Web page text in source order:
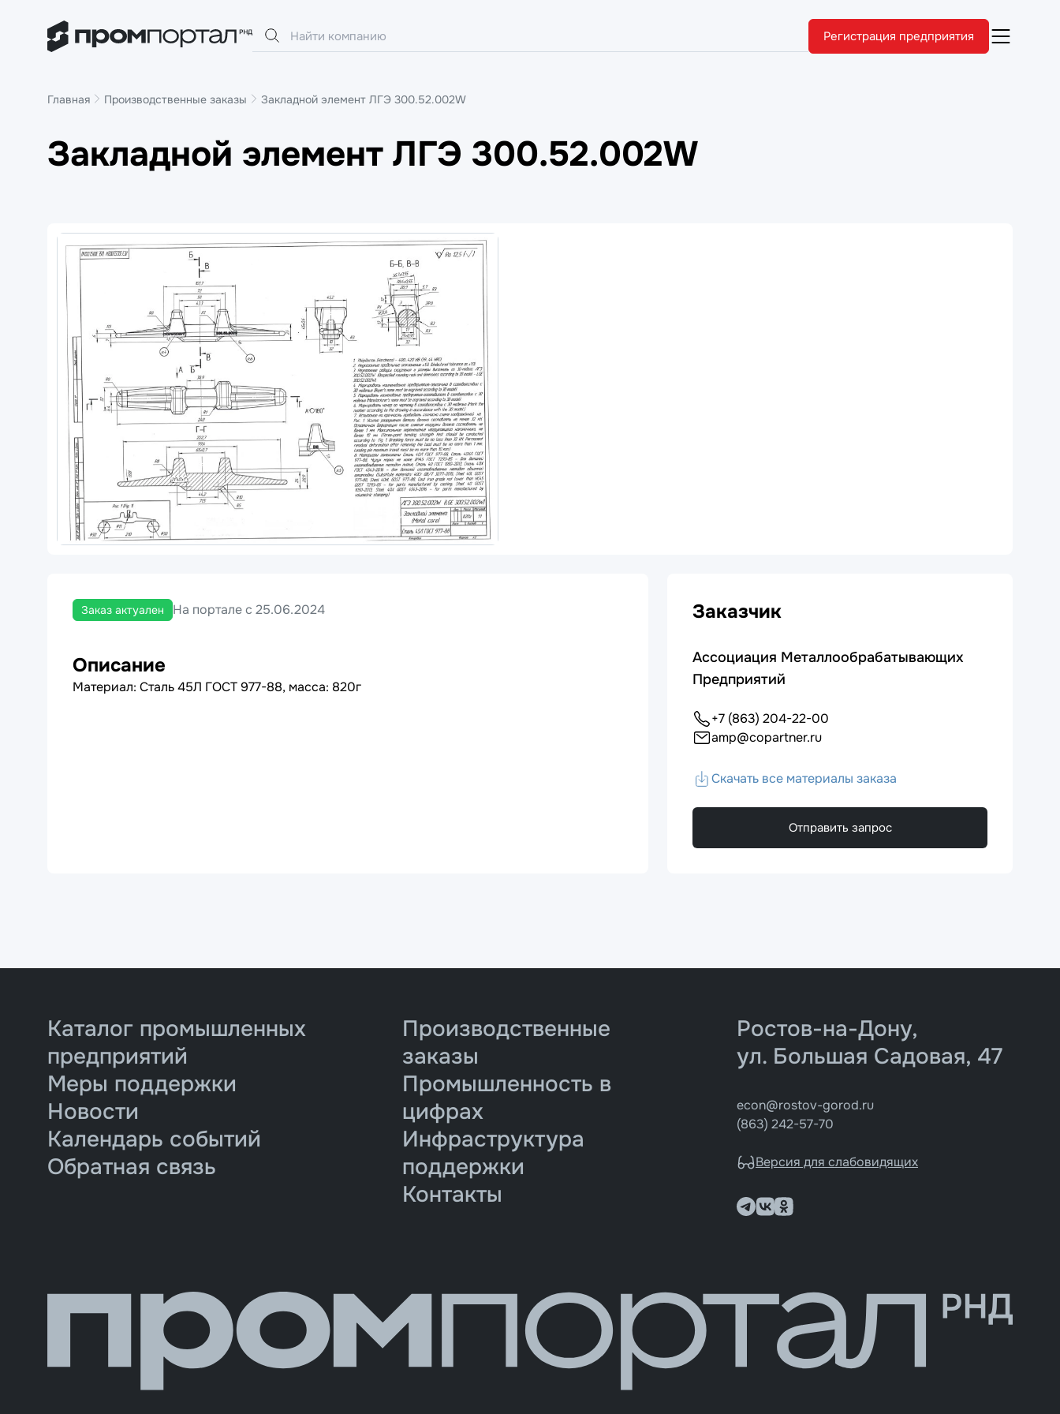
Регистрация предприятия
Главная Производственные заказы Закладной элемент ЛГЭ 300.52.002W
Закладной элемент ЛГЭ 300.52.002W
Заказ актуален На портале с 25.06.2024
Описание
Материал: Сталь 45Л ГОСТ 977-88, масса: 820г
Заказчик
Ассоциация Металлообрабатывающих
Предприятий
+7 (863) 204-22-00
amp@copartner.ru
Скачать все материалы заказа
Отправить запрос
Каталог промышленных
предприятий
Меры поддержки
Новости
Календарь событий
Обратная связь
Производственные
заказы
Промышленность в
цифрах
Инфраструктура
поддержки
Контакты
Ростов-на-Дону,
ул. Большая Садовая, 47
econ@rostov-gorod.ru
(863) 242-57-70
Версия для слабовидящих